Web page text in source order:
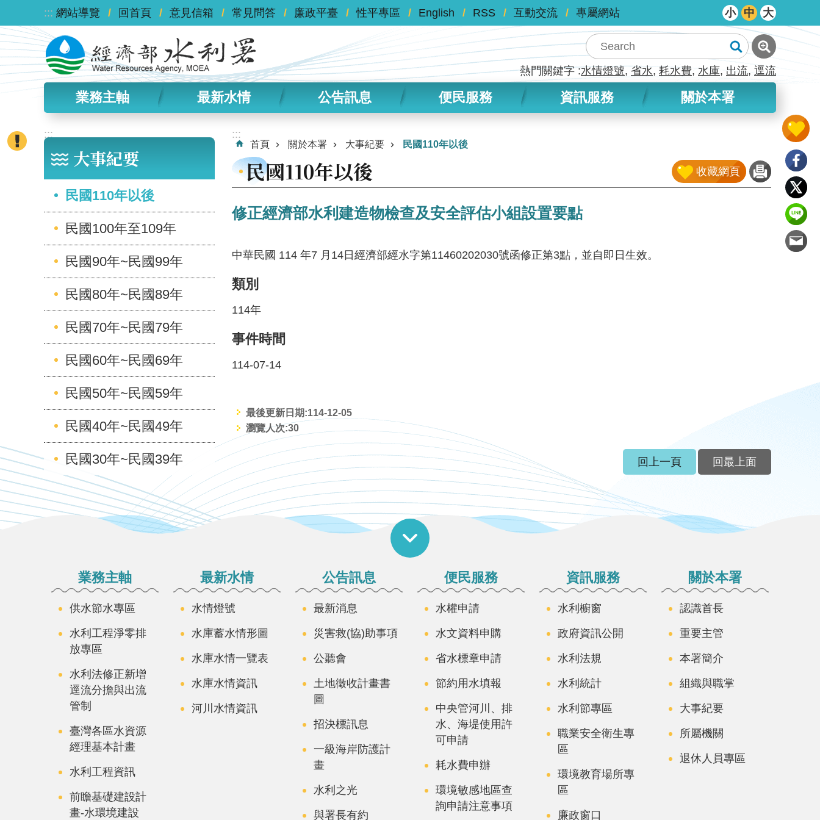
跳到主要內容區塊
::: 網站導覽 回首頁 意見信箱 常見問答 廉政平臺 性平專區 English RSS 互動交流 專屬網站 小 中 大
熱門關鍵字 水情燈號 省水 耗水費 水庫 出流 逕流
業務主軸 最新水情 公告訊息 便民服務 資訊服務 關於本署
:::
大事紀要
民國110年以後
民國100年至109年
民國90年~民國99年
民國80年~民國89年
民國70年~民國79年
民國60年~民國69年
民國50年~民國59年
民國40年~民國49年
民國30年~民國39年
:::
首頁 關於本署 大事紀要 民國110年以後
民國110年以後 收藏網頁
修正經濟部水利建造物檢查及安全評估小組設置要點
中華民國 114 年7 月14日經濟部經水字第11460202030號函修正第3點，並自即日生效。
類別
114年
事件時間
114-07-14
最後更新日期:114-12-05
瀏覽人次:30
回上一頁 回最上面
業務主軸
供水節水專區
水利工程淨零排
放專區
水利法修正新增
逕流分擔與出流
管制
臺灣各區水資源
經理基本計畫
水利工程資訊
前瞻基礎建設計
畫-水環境建設
最新水情
水情燈號
水庫蓄水情形圖
水庫水情一覽表
水庫水情資訊
河川水情資訊
公告訊息
最新消息
災害救(協)助事項
公聽會
土地徵收計畫書
圖
招決標訊息
一級海岸防護計
畫
水利之光
與署長有約
便民服務
水權申請
水文資料申購
省水標章申請
節約用水填報
中央管河川、排
水、海堤使用許
可申請
耗水費申辦
環境敏感地區查
詢申請注意事項
資訊服務
水利櫥窗
政府資訊公開
水利法規
水利統計
水利節專區
職業安全衛生專
區
環境教育場所專
區
廉政窗口
關於本署
認識首長
重要主管
本署簡介
組織與職掌
大事紀要
所屬機關
退休人員專區